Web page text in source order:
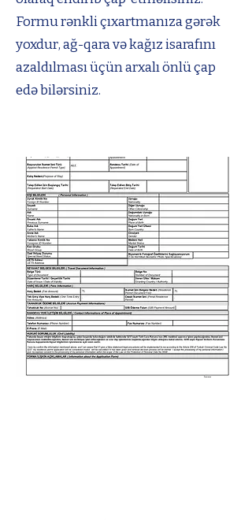
Formu rənkli çıxartmanıza gərək
yoxdur, ağ-qara və kağız isarafını
azaldılması üçün arxalı önlü çap
edə bilərsiniz.